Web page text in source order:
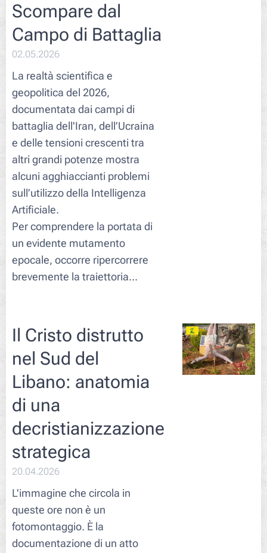
Scompare dal
Campo di Battaglia
02.05.2026
La realtà scientifica e
geopolitica del 2026,
documentata dai campi di
battaglia dell'Iran, dell’Ucraina
e delle tensioni crescenti tra
altri grandi potenze mostra
alcuni agghiaccianti problemi
sull’utilizzo della Intelligenza
Artificiale.
Per comprendere la portata di
un evidente mutamento
epocale, occorre ripercorrere
brevemente la traiettoria...
Il Cristo distrutto
nel Sud del
Libano: anatomia
di una
decristianizzazione
strategica
20.04.2026
L'immagine che circola in
queste ore non è un
fotomontaggio. È la
documentazione di un atto